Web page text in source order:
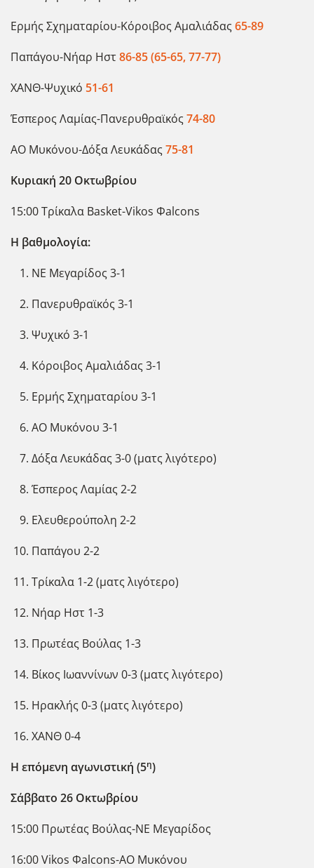
Ερμής Σχηματαρίου-Κόροιβος Αμαλιάδας65-89
Παπάγου-Νήαρ Ηστ86-85 (65-65, 77-77)
ΧΑΝΘ-Ψυχικό 51-61
Έσπερος Λαμίας-Πανερυθραϊκός74-80
ΑΟ Μυκόνου-Δόξα Λευκάδας75-81
Κυριακή 20 Οκτωβρίου
15:00 Τρίκαλα Basket-Vikos Φalcons
Η βαθμολογία:
ΝΕ Μεγαρίδος 3-1
Πανερυθραϊκός 3-1
Ψυχικό 3-1
Κόροιβος Αμαλιάδας 3-1
Ερμής Σχηματαρίου 3-1
ΑΟ Μυκόνου 3-1
Δόξα Λευκάδας 3-0 (ματς λιγότερο)
Έσπερος Λαμίας 2-2
Ελευθερούπολη 2-2
Παπάγου 2-2
Τρίκαλα 1-2 (ματς λιγότερο)
Νήαρ Ηστ 1-3
Πρωτέας Βούλας 1-3
Βίκος Ιωαννίνων 0-3 (ματς λιγότερο)
Ηρακλής 0-3 (ματς λιγότερο)
ΧΑΝΘ 0-4
Η επόμενη αγωνιστική (5η)
Σάββατο 26 Οκτωβρίου
15:00 Πρωτέας Βούλας-ΝΕ Μεγαρίδος
16:00 Vikos Φalcons-ΑΟ Μυκόνου